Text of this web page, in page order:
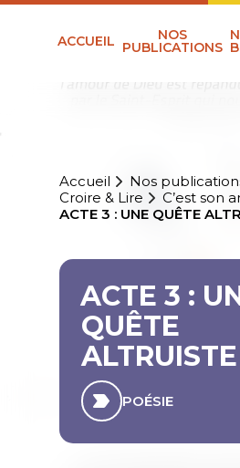
ACCUEIL NOS
PUBLICATIONS
Accueil
Nos
Croire & Lire
C’est son
ACTE 3 : UNE QUÊTE
ACTE 3 :
QUÊTE
POÉSIE